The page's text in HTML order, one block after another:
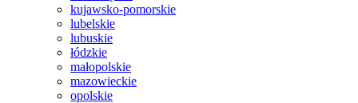
kujawsko-pomorskie
lubelskie
lubuskie
łódzkie
małopolskie
mazowieckie
opolskie